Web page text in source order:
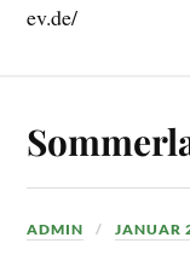
ev.de/
ADMIN JANUAR